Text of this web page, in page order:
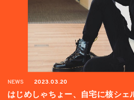
NEWS 2023.03.20
はじめしゃちょー、自宅に核シェ